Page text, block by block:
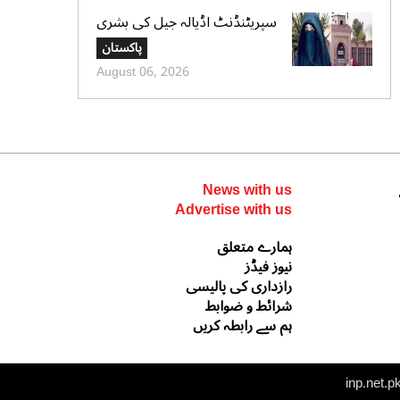
سپریٹنڈنٹ اڈیالہ جیل کی بشری
بی بی کی قیدِ تنہائی اور امتیازی
سلوک کے الزامات کی تردید،
تحریری جواب جمع کرادیا
پاکستان
August 06, 2026
News with us
Advertise with us
ہمارے متعلق
نیوز فیڈز
رازداری کی پالیسی
شرائط و ضوابط
ہم سے رابطہ کریں